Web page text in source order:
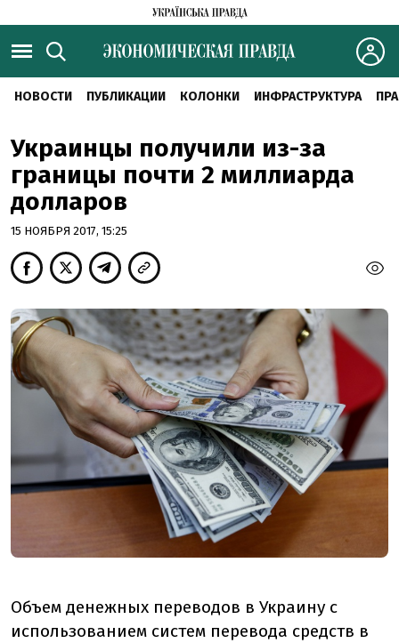
НОВОСТИ ПУБЛИКАЦИИ КОЛОНКИ ИНФРАСТРУКТУРА
Украинцы получили из-за
границы почти 2 миллиарда
долларов
15 НОЯБРЯ 2017, 15:25
Объем денежных переводов в Украину с
использованием систем перевода средств в